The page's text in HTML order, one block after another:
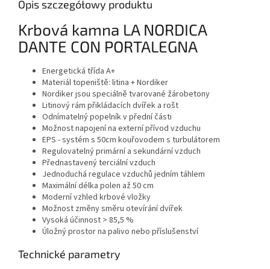
Opis szczegółowy produktu
Krbová kamna LA NORDICA
DANTE CON PORTALEGNA
Energetická třída A+
Materiál topeniště: litina + Nordiker
Nordiker jsou speciálně tvarované žárobetony
Litinový rám přikládacích dvířek a rošt
Odnímatelný popelník v přední části
Možnost napojení na externí přívod vzduchu
EPS - systém s 50cm kouřovodem s turbulátorem
Regulovatelný primární a sekundární vzduch
Přednastavený terciální vzduch
Jednoduchá regulace vzduchů jedním táhlem
Maximální délka polen až 50 cm
Moderní vzhled krbové vložky
Možnost změny směru otevírání dvířek
Vysoká účinnost > 85,5 %
Úložný prostor na palivo nebo příslušenství
Technické parametry